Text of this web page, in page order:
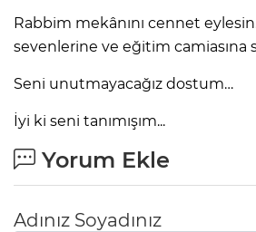
Rabbim mekânını cennet
sevenlerine ve eğitim camiasına
Seni unutmayacağız dostum…
İyi ki seni tanımışım...
Yorum Ekle
Adınız Soyadınız